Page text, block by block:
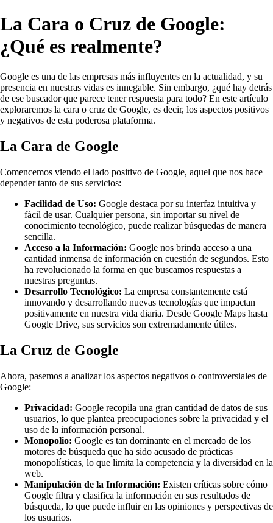
La Cara o Cruz de Google:
¿Qué es realmente?
Google es una de las empresas más influyentes en la actualidad, y su
presencia en nuestras vidas es innegable. Sin embargo, ¿qué hay detrás
de ese buscador que parece tener respuesta para todo? En este artículo
exploraremos la cara o cruz de Google, es decir, los aspectos positivos
y negativos de esta poderosa plataforma.
La Cara de Google
Comencemos viendo el lado positivo de Google, aquel que nos hace
depender tanto de sus servicios:
Facilidad de Uso: Google destaca por su interfaz intuitiva y
fácil de usar. Cualquier persona, sin importar su nivel de
conocimiento tecnológico, puede realizar búsquedas de manera
sencilla.
Acceso a la Información: Google nos brinda acceso a una
cantidad inmensa de información en cuestión de segundos. Esto
ha revolucionado la forma en que buscamos respuestas a
nuestras preguntas.
Desarrollo Tecnológico: La empresa constantemente está
innovando y desarrollando nuevas tecnologías que impactan
positivamente en nuestra vida diaria. Desde Google Maps hasta
Google Drive, sus servicios son extremadamente útiles.
La Cruz de Google
Ahora, pasemos a analizar los aspectos negativos o controversiales de
Google:
Privacidad: Google recopila una gran cantidad de datos de sus
usuarios, lo que plantea preocupaciones sobre la privacidad y el
uso de la información personal.
Monopolio: Google es tan dominante en el mercado de los
motores de búsqueda que ha sido acusado de prácticas
monopolísticas, lo que limita la competencia y la diversidad en la
web.
Manipulación de la Información: Existen críticas sobre cómo
Google filtra y clasifica la información en sus resultados de
búsqueda, lo que puede influir en las opiniones y perspectivas de
los usuarios.